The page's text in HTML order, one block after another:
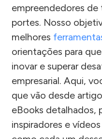
empreendedores
portes. Nosso
melhores
orientações para
inovar e superar
empresarial. Aqui,
que vão desde
eBooks detalhados,
inspiradores e